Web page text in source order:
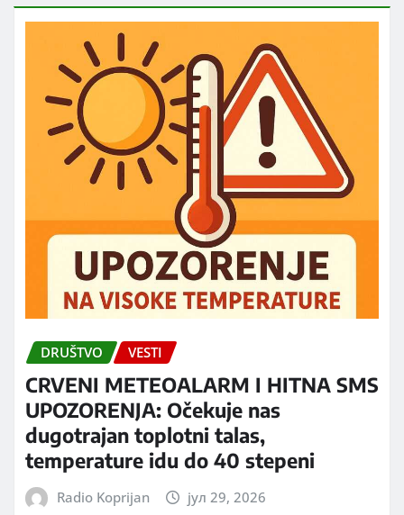
DRUŠTVO VESTI
CRVENI METEOALARM I HITNA SMS
UPOZORENJA: Očekuje nas
dugotrajan toplotni talas,
temperature idu do 40 stepeni
Radio Koprijan јул 29, 2026